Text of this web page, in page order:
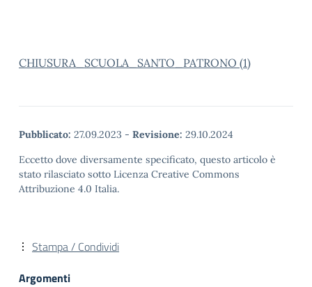
CHIUSURA_SCUOLA_SANTO_PATRONO (1)
Pubblicato: 27.09.2023 - Revisione: 29.10.2024
Eccetto dove diversamente specificato, questo articolo è
stato rilasciato sotto Licenza Creative Commons
Attribuzione 4.0 Italia.
Stampa / Condividi
Argomenti